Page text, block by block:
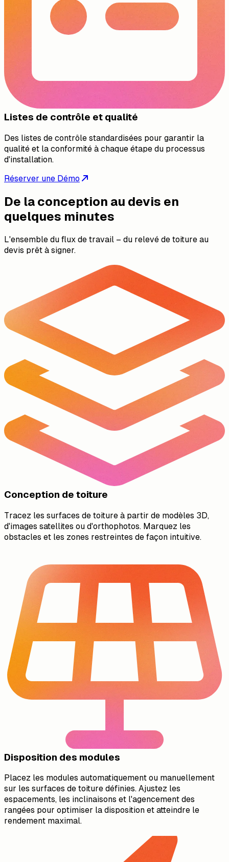
Listes de contrôle et qualité
Des listes de contrôle standardisées pour garantir la
qualité et la conformité à chaque étape du processus
d'installation.
Réserver une Démo
De la conception au devis en
quelques minutes
L'ensemble du flux de travail – du relevé de toiture au
devis prêt à signer.
Conception de toiture
Tracez les surfaces de toiture à partir de modèles 3D,
d'images satellites ou d'orthophotos. Marquez les
obstacles et les zones restreintes de façon intuitive.
Disposition des modules
Placez les modules automatiquement ou manuellement
sur les surfaces de toiture définies. Ajustez les
espacements, les inclinaisons et l'agencement des
rangées pour optimiser la disposition et atteindre le
rendement maximal.